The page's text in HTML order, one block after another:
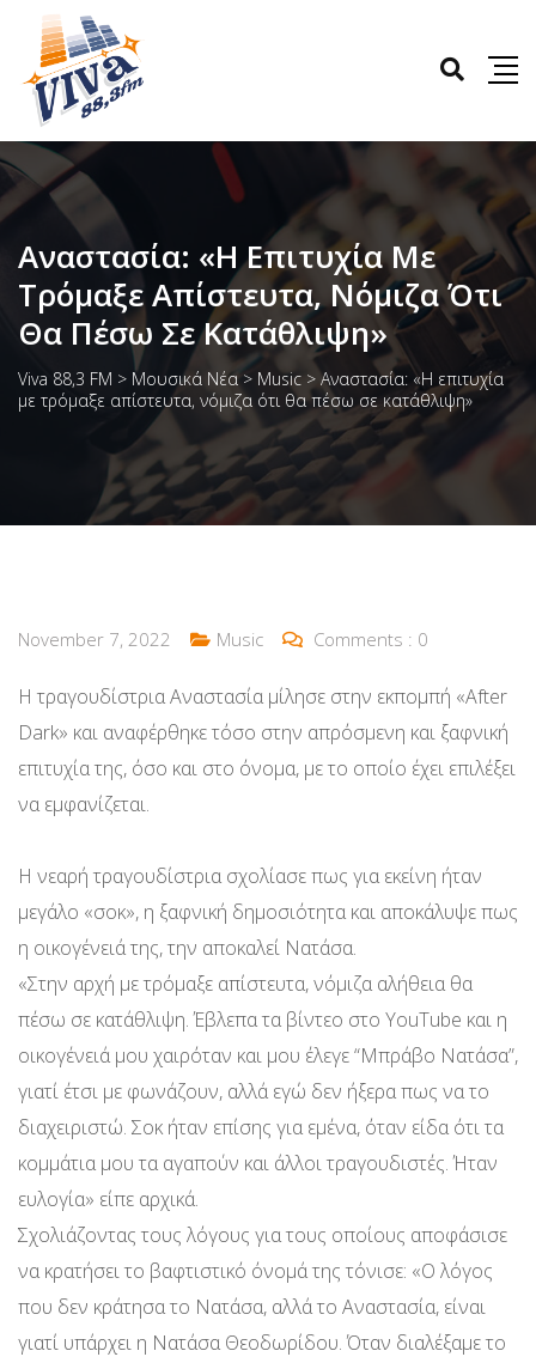
Αναστασία: «Η Επιτυχία Με
Τρόμαξε Απίστευτα, Νόμιζα Ότι
Θα Πέσω Σε Κατάθλιψη»
Viva 88,3 FM > Μουσικά Νέα > Music > Αναστασία: «Η επιτυχία
με τρόμαξε απίστευτα, νόμιζα ότι θα πέσω σε κατάθλιψη»
November 7, 2022 Music Comments : 0
Η τραγουδίστρια Αναστασία μίλησε στην εκπομπή «After
Dark» και αναφέρθηκε τόσο στην απρόσμενη και ξαφνική
επιτυχία της, όσο και στο όνομα, με το οποίο έχει επιλέξει
να εμφανίζεται.
Η νεαρή τραγουδίστρια σχολίασε πως για εκείνη ήταν
μεγάλο «σοκ», η ξαφνική δημοσιότητα και αποκάλυψε πως
η οικογένειά της, την αποκαλεί Νατάσα.
«Στην αρχή με τρόμαξε απίστευτα, νόμιζα αλήθεια θα
πέσω σε κατάθλιψη. Έβλεπα τα βίντεο στο YouTube και η
οικογένειά μου χαιρόταν και μου έλεγε “Μπράβο Νατάσα”,
γιατί έτσι με φωνάζουν, αλλά εγώ δεν ήξερα πως να το
διαχειριστώ. Σοκ ήταν επίσης για εμένα, όταν είδα ότι τα
κομμάτια μου τα αγαπούν και άλλοι τραγουδιστές. Ήταν
ευλογία» είπε αρχικά.
Σχολιάζοντας τους λόγους για τους οποίους αποφάσισε
να κρατήσει το βαφτιστικό όνομά της τόνισε: «Ο λόγος
που δεν κράτησα το Νατάσα, αλλά το Αναστασία, είναι
γιατί υπάρχει η Νατάσα Θεοδωρίδου. Όταν διαλέξαμε το